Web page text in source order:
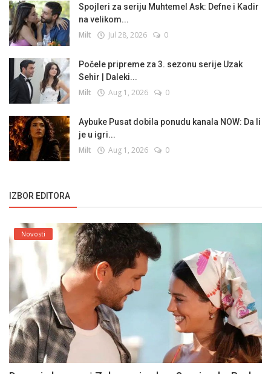
Spojleri za seriju Muhtemel Ask: Defne i Kadir
na velikom...
Milt Jul 28, 2026 0
Počele pripreme za 3. sezonu serije Uzak
Sehir | Daleki...
Milt Aug 1, 2026 0
Aybuke Pusat dobila ponudu kanala NOW: Da li
je u igri...
Milt Aug 1, 2026 0
IZBOR EDITORA
Novosti